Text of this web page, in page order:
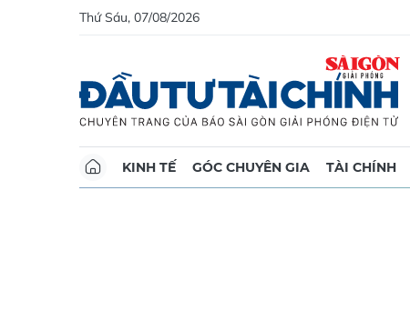
Thứ Sáu, 07/08/2026
KINH TẾ GÓC CHUYÊN GIA TÀI CHÍNH